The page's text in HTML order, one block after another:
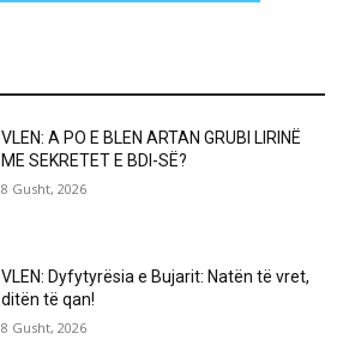
VLEN: A PO E BLEN ARTAN GRUBI LIRINË
ME SEKRETET E BDI-SË?
8 Gusht, 2026
VLEN: Dyfytyrësia e Bujarit: Natën të vret,
ditën të qan!
8 Gusht, 2026